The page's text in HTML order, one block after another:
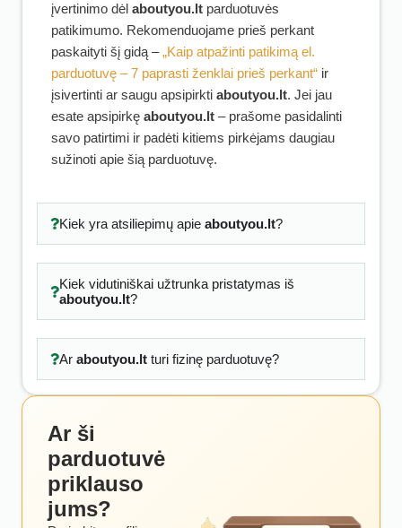
įvertinimo dėl aboutyou.lt parduotuvės
patikimumo. Rekomenduojame prieš perkant
paskaityti šį gidą –„Kaip atpažinti patikimą el.
parduotuvę – 7 paprasti ženklai prieš perkant“ ir
įsivertinti ar saugu apsipirkti aboutyou.lt. Jei jau
esate apsipirkę aboutyou.lt – prašome pasidalinti
savo patirtimi ir padėti kitiems pirkėjams daugiau
sužinoti apie šią parduotuvę.
Kiek yra atsiliepimų apie aboutyou.lt?
Kiek vidutiniškai užtrunka pristatymas iš
aboutyou.lt?
Ar aboutyou.ltturi fizinę parduotuvę?
Ar ši
parduotuvė
priklauso
jums?